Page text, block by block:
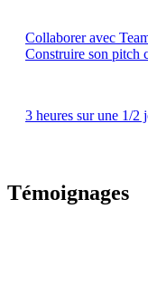
Collaborer avec
Construire son pitch
3 heures sur une 1/2
Témoignages